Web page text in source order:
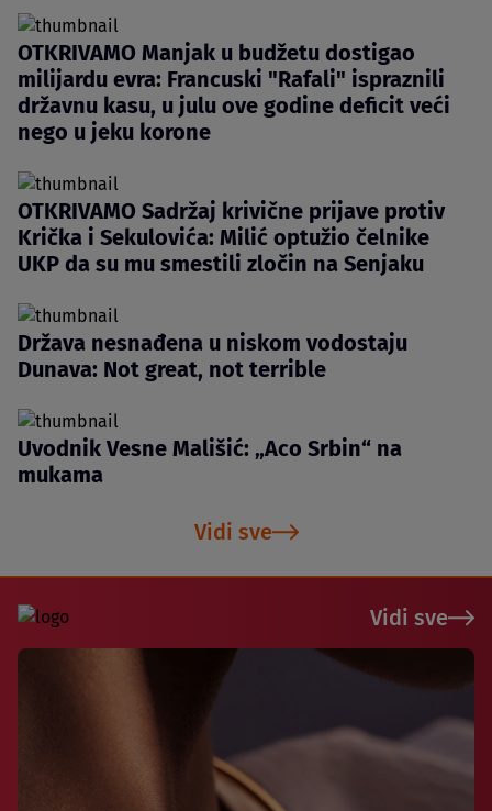
OTKRIVAMO Manjak u budžetu dostigao
milijardu evra: Francuski "Rafali" ispraznili
državnu kasu, u julu ove godine deficit veći
nego u jeku korone
OTKRIVAMO Sadržaj krivične prijave protiv
Krička i Sekulovića: Milić optužio čelnike
UKP da su mu smestili zločin na Senjaku
Država nesnađena u niskom vodostaju
Dunava: Not great, not terrible
Uvodnik Vesne Mališić: „Aco Srbin“ na
mukama
Vidi sve
Vidi sve